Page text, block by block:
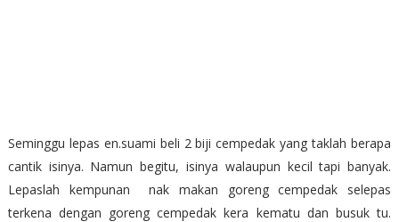
Seminggu lepas en.suami beli 2 biji cempedak yang taklah berapa
cantik isinya. Namun begitu, isinya walaupun kecil tapi banyak.
Lepaslah kempunan nak makan goreng cempedak selepas
terkena dengan goreng cempedak kera kematu dan busuk tu.